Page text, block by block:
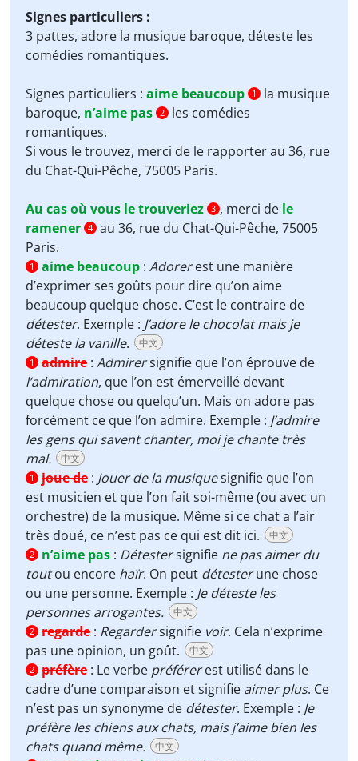
Signes particuliers :
3 pattes, adore la musique baroque, déteste les
comédies romantiques.
Signes particuliers : aime beaucoup 1
la musique
baroque, n’aime pas 2
les comédies
romantiques.
Si vous le trouvez, merci de le rapporterau 36, rue
du Chat-Qui-Pêche, 75005 Paris.
Au cas où vous le trouveriez 3 , merci de le
ramener 4 au 36, rue du Chat-Qui-Pêche, 75005
Paris.
1 aime beaucoup : Adorerest une manière
d’exprimer ses goûts pour dire qu’on aime
beaucoup quelque chose. C’est le contraire de
détester. Exemple : J’adore le chocolat mais je
déteste la vanille. 中文
1 admire : Admirersignifie que l’on éprouve de
l’admiration, que l’on est émerveillé devant
quelque chose ou quelqu’un. Mais on adore pas
forcément ce que l’on admire. Exemple : J’admire
les gens qui savent chanter, moi je chante très
mal.
中文
1 joue de : Jouer de la musiquesignifie que l’on
est musicien et que l’on fait soi-même (ou avec un
orchestre) de la musique. Même si ce chat a l’air
très doué, ce n’est pas ce qui est dit ici.
中文
2 n’aime pas : Détestersignifie ne pas aimer du
toutou encore haïr. On peut détesterune chose
ou une personne. Exemple : Je déteste les
personnes arrogantes.
中文
2 regarde : Regardersignifie voir. Cela n’exprime
pas une opinion, un goût.
中文
2 préfère : Le verbe préférerest utilisé dans le
cadre d’une comparaison et signifie aimer plus. Ce
n’est pas un synonyme de détester. Exemple : Je
préfère les chiens aux chats, mais j’aime bien les
chats quand même.
中文